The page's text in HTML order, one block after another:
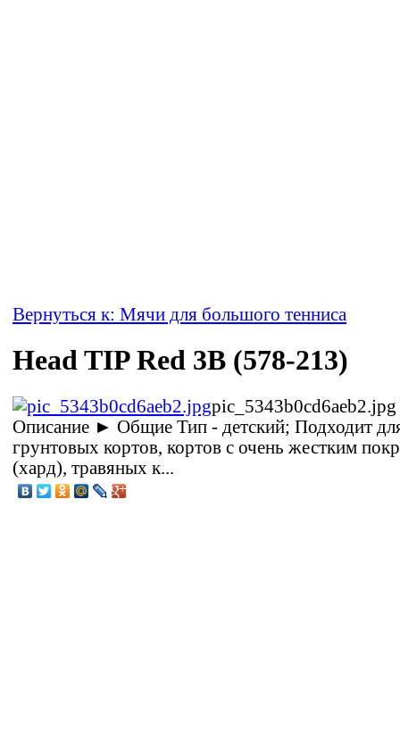
Вернуться к: Мячи для большого тенниса
Head TIP Red 3B (578-213)
pic_5343b0cd6aeb2.jpg
Описание ► Общие Тип - детский; Подходит
грунтовых кортов, кортов с очень жестким
(хард), травяных к...